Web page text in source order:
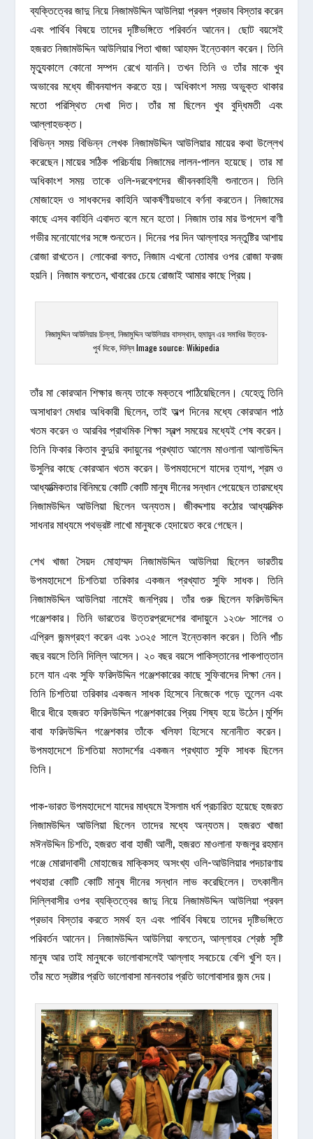
ব্যক্তিত্বের জাদু নিয়ে নিজামউদ্দিন আউলিয়া প্রবল প্রভাব বিস্তার করেন
এবং পার্থিব বিষয়ে তাদের দৃষ্টিভঙ্গিতে পরিবর্তন আনেন। ছোট বয়সেই
হজরত নিজামউদ্দিন আউলিয়ার পিতা খাজা আহমদ ইন্তেকাল করেন। তিনি
মৃত্যুকালে কোনো সম্পদ রেখে যাননি। তখন তিনি ও তাঁর মাকে খুব
অভাবের মধ্যে জীবনযাপন করতে হয়। অধিকাংশ সময় অভুক্ত থাকার
মতো পরিস্থিত দেখা দিত। তাঁর মা ছিলেন খুব বুদ্ধিমতী এবং
আল্লাহভক্ত।
বিভিন্ন সময় বিভিন্ন লেখক নিজামউদ্দিন আউলিয়ার মায়ের কথা উল্লেখ
করেছেন।মায়ের সঠিক পরিচর্যায় নিজামের লালন-পালন হয়েছে। তার মা
অধিকাংশ সময় তাকে ওলি-দরবেশদের জীবনকাহিনী শুনাতেন। তিনি
মোজাহেদ ও সাধকদের কাহিনি আকর্ষণীয়ভাবে বর্ণনা করতেন। নিজামের
কাছে এসব কাহিনি এবাদত বলে মনে হতো। নিজাম তার মার উপদেশ বাণী
গভীর মনোযোগের সঙ্গে শুনতেন। দিনের পর দিন আল্লাহর সন্তুষ্টির আশায়
রোজা রাখতেন। লোকেরা বলত, নিজাম এখনো তোমার ওপর রোজা ফরজ
হয়নি। নিজাম বলতেন, খাবারের চেয়ে রোজাই আমার কাছে প্রিয়।
নিজামুদ্দিন আউলিয়ার চিল্লা, নিজামুদ্দিন আউলিয়ার বাসস্থান, হুমায়ুন এর সমাধির উত্তর-
পুর্ব দিকে, দিল্লি Image source: Wikipedia
তাঁর মা কোরআন শিক্ষার জন্য তাকে মক্তবে পাঠিয়েছিলেন। যেহেতু তিনি
অসাধারণ মেধার অধিকারী ছিলেন, তাই অল্প দিনের মধ্যে কোরআন পাঠ
খতম করেন ও আরবির প্রাথমিক শিক্ষা স্বল্প সময়ের মধ্যেই শেষ করেন।
তিনি ফিকার কিতাব কুদুরি বদায়ুনের প্রখ্যাত আলেম মাওলানা আলাউদ্দিন
উসুলির কাছে কোরআন খতম করেন। উপমহাদেশে যাদের ত্যাগ, শ্রম ও
আধ্যাত্মিকতার বিনিময়ে কোটি কোটি মানুষ দীনের সন্ধান পেয়েছেন তারমধ্যে
নিজামউদ্দিন আউলিয়া ছিলেন অন্যতম। জীবদ্দশায় কঠোর আধ্যাত্মিক
সাধনার মাধ্যমে পথভ্রষ্ট লাখো মানুষকে হেদায়েত করে গেছেন।
শেখ খাজা সৈয়দ মোহাম্মদ নিজামউদ্দিন আউলিয়া ছিলেন ভারতীয়
উপমহাদেশে চিশতিয়া তরিকার একজন প্রখ্যাত সুফি সাধক। তিনি
নিজামউদ্দিন আউলিয়া নামেই জনপ্রিয়। তাঁর গুরু ছিলেন ফরিদউদ্দিন
গঞ্জেশকার। তিনি ভারতের উত্তরপ্রদেশের বাদায়ুনে ১২৩৮ সালের ৩
এপ্রিল জন্মগ্রহণ করেন এবং ১৩২৫ সালে ইন্তেকাল করেন। তিনি পাঁচ
বছর বয়সে তিনি দিল্লি আসেন। ২০ বছর বয়সে পাকিস্তানের পাকপাত্তান
চলে যান এবং সুফি ফরিদউদ্দিন গঞ্জেশকারের কাছে সুফিবাদের দিক্ষা নেন।
তিনি চিশতিয়া তরিকার একজন সাধক হিসেবে নিজেকে গড়ে তুলেন এবং
ধীরে ধীরে হজরত ফরিদউদ্দিন গঞ্জেশকারের প্রিয় শিষ্য হয়ে উঠেন।মুর্শিদ
বাবা ফরিদউদ্দিন গঞ্জেশকার তাঁকে খলিফা হিসেবে মনোনীত করেন।
উপমহাদেশে চিশতিয়া মতাদর্শের একজন প্রখ্যাত সুফি সাধক ছিলেন
তিনি।
পাক-ভারত উপমহাদেশে যাদের মাধ্যমে ইসলাম ধর্ম প্রচারিত হয়েছে হজরত
নিজামউদ্দিন আউলিয়া ছিলেন তাদের মধ্যে অন্যতম। হজরত খাজা
মঈনউদ্দিন চিশতি, হজরত বাবা হাজী আলী, হজরত মাওলানা ফজলুর রহমান
গঞ্জে মোরাদাবাদী মোহাজের মাক্কিসহ অসংখ্য ওলি-আউলিয়ার পদচারণায়
পথহারা কোটি কোটি মানুষ দীনের সন্ধান লাভ করেছিলেন। তৎকালীন
দিল্লিবাসীর ওপর ব্যক্তিত্বের জাদু নিয়ে নিজামউদ্দিন আউলিয়া প্রবল
প্রভাব বিস্তার করতে সমর্থ হন এবং পার্থিব বিষয়ে তাদের দৃষ্টিভঙ্গিতে
পরিবর্তন আনেন। নিজামউদ্দিন আউলিয়া বলতেন, আল্লাহর শ্রেষ্ঠ সৃষ্টি
মানুষ আর তাই মানুষকে ভালোবাসলেই আল্লাহ সবচেয়ে বেশি খুশি হন।
তাঁর মতে স্রষ্টার প্রতি ভালোবাসা মানবতার প্রতি ভালোবাসার জন্ম দেয়।